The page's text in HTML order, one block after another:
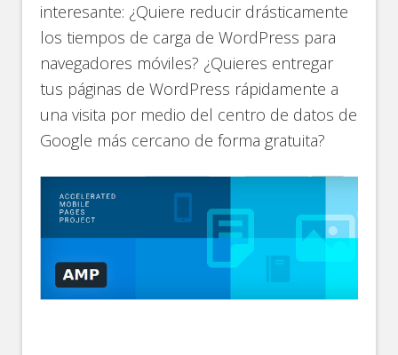
interesante: ¿Quiere reducir drásticamente
los tiempos de carga de WordPress para
navegadores móviles? ¿Quieres entregar
tus páginas de WordPress rápidamente a
una visita por medio del centro de datos de
Google más cercano de forma gratuita?